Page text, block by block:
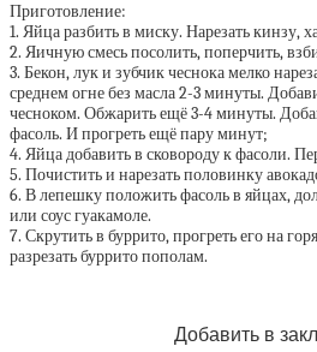
Приготовление:
1. Яйца разбить в миску. Нарезать кинзу,
2. Яичную смесь посолить, поперчить,
3. Бекон, лук и зубчик чеснока мелко
среднем огне без масла 2-3 минуты.
чесноком. Обжарить ещё 3-4 минуты.
фасоль. И прогреть ещё пару минут;
4. Яйца добавить в сковороду к фасоли.
5. Почистить и нарезать половинку
6. В лепешку положить фасоль в яйцах,
или соус гуакамоле.
7. Скрутить в буррито, прогреть его на
разрезать буррито пополам.
Добавить в